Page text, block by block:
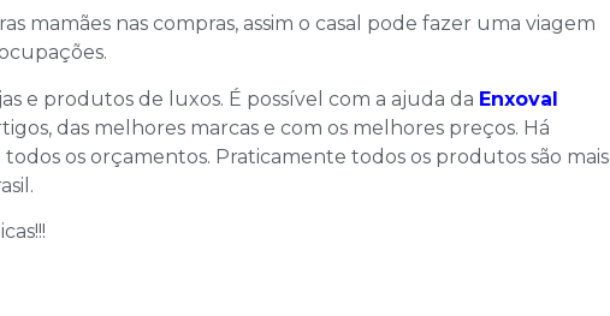
mamães nas compras, assim o casal pode fazer uma viagem
e produtos de luxos. É possível com a ajuda da Enxoval
das melhores marcas e com os melhores preços. Há
os orçamentos. Praticamente todos os produtos são mais